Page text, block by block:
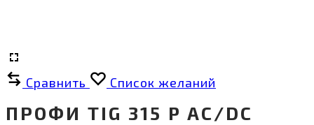
Сравнить Список желаний
ПРОФИ TIG 315 P AC/DC